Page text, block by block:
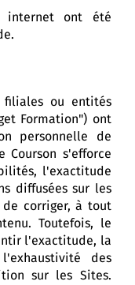
ont été
filiales ou entités
Formation") ont
personnelle de
Courson s'efforce
l'exactitude
diffusées sur les
corriger, à tout
Toutefois, le
l'exactitude, la
des
sur les Sites.